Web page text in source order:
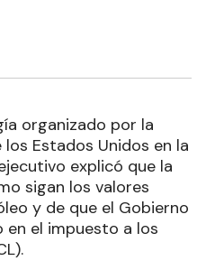
organizado por la
Estados Unidos en la
explicó que la
sigan los valores
y de que el Gobierno
el impuesto a los